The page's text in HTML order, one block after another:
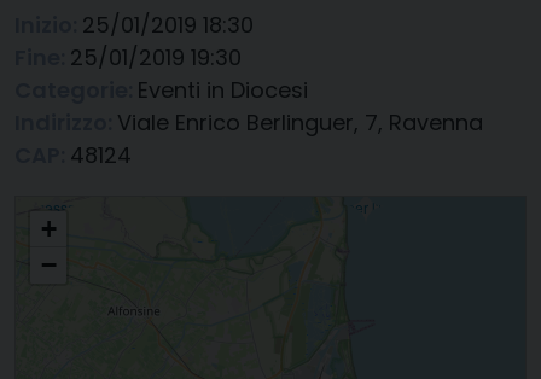
25/01/2019 18:30
25/01/2019 19:30
Eventi in Diocesi
Viale Enrico Berlinguer, 7, Ravenna
48124
S. Messa di chiusura della Settimana di Preghiera per l'Unità dei Cristiani a
San Paolo, celebrata dall'arcivescovo
+
−